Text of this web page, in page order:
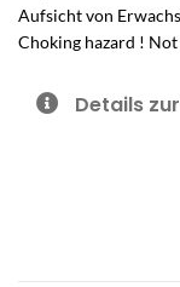
Aufsicht von
Choking hazard !
Details